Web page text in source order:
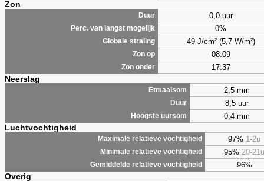
Zon
Duur 0,0 uur
Perc. van langst mogelijk 0%
Globale straling 49 J/cm² (5,7 W/m²)
Zon op 08:09
Zon onder 17:37
Neerslag
Etmaalsom 2,5 mm
Duur 8,5 uur
Hoogste uursom 0,4 mm
Luchtvochtigheid
Maximale relatieve vochtigheid 97% 1-2u
Minimale relatieve vochtigheid 95% 20-21u
Gemiddelde relatieve vochtigheid 96%
Overig